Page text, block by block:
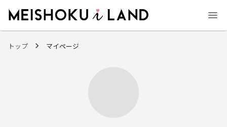
トップ マイページ